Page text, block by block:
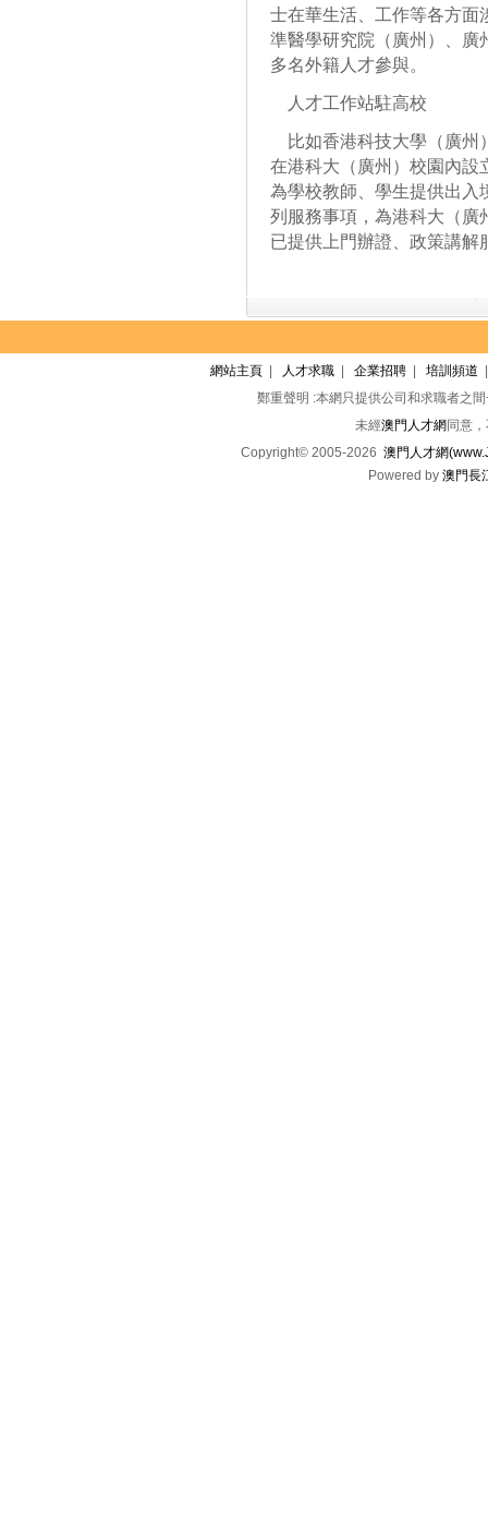
士在華生活、工作等各方面
準醫學研究院（廣州）、廣
多名外籍人才參與。
人才工作站駐高校
比如香港科技大學（廣州
在港科大（廣州）校園內設
為學校教師、學生提供出入
列服務事項，為港科大（廣
已提供上門辦證、政策講解
網站主頁 人才求職 企業招聘 培訓頻道
鄭重聲明 :本網只提供公司和求職者之
未經澳門人才網 同意
Copyright© 2005-2026 澳門人才網
Powered by 澳門長